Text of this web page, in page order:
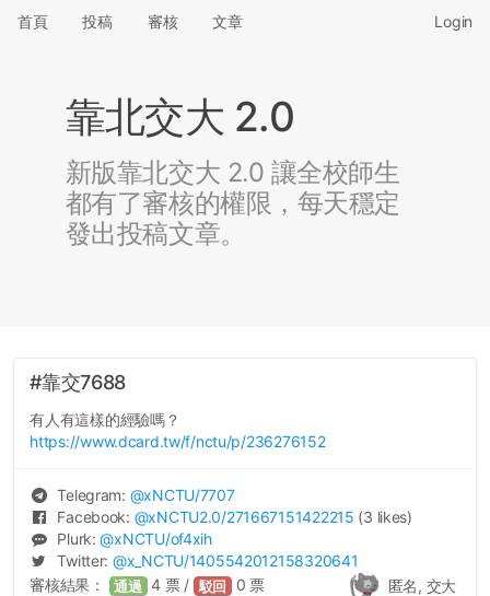
首頁 投稿 審核 文章 Login
靠北交大 2.0
新版靠北交大 2.0 讓全校師生
都有了審核的權限，每天穩定
發出投稿文章。
#靠交7688
有人有這樣的經驗嗎？
https://www.dcard.tw/f/nctu/p/236276152
Telegram: @xNCTU/7707
Facebook: @xNCTU2.0/271667151422215 (3 likes)
Plurk:@xNCTU/of4xih
Twitter: @x_NCTU/1405542012158320641
匿名, 交大
審核結果： 通過 4 票 / 駁回 0 票